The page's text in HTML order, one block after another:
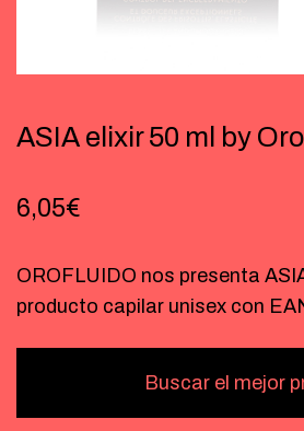
ASIA elixir 50 ml by
6,05€
OROFLUIDO nos presenta
producto capilar unisex con
Buscar el mejor